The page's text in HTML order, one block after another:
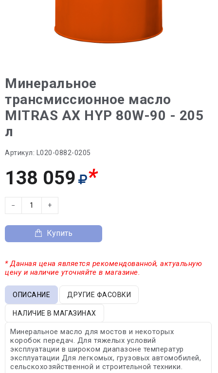
Минеральное
трансмиссионное масло
MITRAS AX HYP 80W-90 - 205
л
Артикул: L020-0882-0205
138 059 *
− +
Купить
* Данная цена является рекомендованной, актуальную
цену и наличие уточняйте в магазине.
ОПИСАНИЕ ДРУГИЕ ФАСОВКИ
НАЛИЧИЕ В МАГАЗИНАХ
Минеральное масло для мостов и некоторых
коробок передач. Для тяжелых условий
эксплуатации в широком диапазоне температур
эксплуатации Для легкомых, грузовых автомобилей,
сельскохозяйственной и строительной техники.